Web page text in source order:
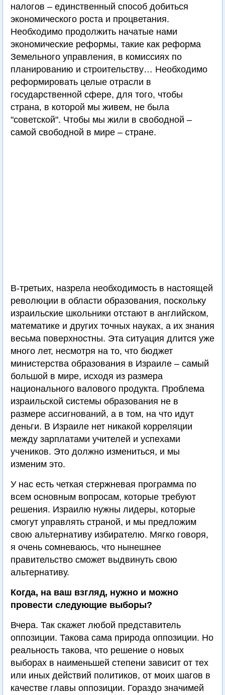
налогов – единственный способ добиться
экономического роста и процветания.
Необходимо продолжить начатые нами
экономические реформы, такие как реформа
Земельного управления, в комиссиях по
планированию и строительству… Необходимо
реформировать целые отрасли в
государственной сфере, для того, чтобы
страна, в которой мы живем, не была
"советской". Чтобы мы жили в свободной –
самой свободной в мире – стране.
В-третьих, назрела необходимость в настоящей
революции в области образования, поскольку
израильские школьники отстают в английском,
математике и других точных науках, а их знания
весьма поверхностны. Эта ситуация длится уже
много лет, несмотря на то, что бюджет
министерства образования в Израиле – самый
большой в мире, исходя из размера
национального валового продукта. Проблема
израильской системы образования не в
размере ассигнований, а в том, на что идут
деньги. В Израиле нет никакой корреляции
между зарплатами учителей и успехами
учеников. Это должно измениться, и мы
изменим это.
У нас есть четкая стержневая программа по
всем основным вопросам, которые требуют
решения. Израилю нужны лидеры, которые
смогут управлять страной, и мы предложим
свою альтернативу избирателю. Мягко говоря,
я очень сомневаюсь, что нынешнее
правительство сможет выдвинуть свою
альтернативу.
Когда, на ваш взгляд, нужно и можно
провести следующие выборы?
Вчера. Так скажет любой представитель
оппозиции. Такова сама природа оппозиции. Но
реальность такова, что решение о новых
выборах в наименьшей степени зависит от тех
или иных действий политиков, от моих шагов в
качестве главы оппозиции. Гораздо значимей